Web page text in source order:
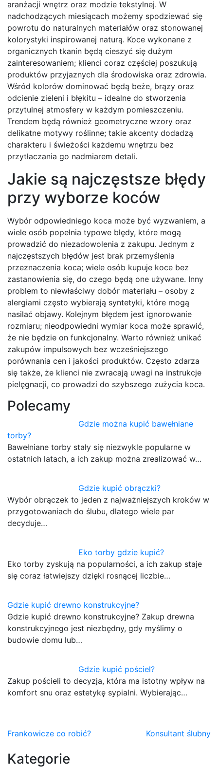
aranżacji wnętrz oraz modzie tekstylnej. W
nadchodzących miesiącach możemy spodziewać się
powrotu do naturalnych materiałów oraz stonowanej
kolorystyki inspirowanej naturą. Koce wykonane z
organicznych tkanin będą cieszyć się dużym
zainteresowaniem; klienci coraz częściej poszukują
produktów przyjaznych dla środowiska oraz zdrowia.
Wśród kolorów dominować będą beże, brązy oraz
odcienie zieleni i błękitu – idealne do stworzenia
przytulnej atmosfery w każdym pomieszczeniu.
Trendem będą również geometryczne wzory oraz
delikatne motywy roślinne; takie akcenty dodadzą
charakteru i świeżości każdemu wnętrzu bez
przytłaczania go nadmiarem detali.
Jakie są najczęstsze błędy
przy wyborze koców
Wybór odpowiedniego koca może być wyzwaniem, a
wiele osób popełnia typowe błędy, które mogą
prowadzić do niezadowolenia z zakupu. Jednym z
najczęstszych błędów jest brak przemyślenia
przeznaczenia koca; wiele osób kupuje koce bez
zastanowienia się, do czego będą one używane. Inny
problem to niewłaściwy dobór materiału – osoby z
alergiami często wybierają syntetyki, które mogą
nasilać objawy. Kolejnym błędem jest ignorowanie
rozmiaru; nieodpowiedni wymiar koca może sprawić,
że nie będzie on funkcjonalny. Warto również unikać
zakupów impulsowych bez wcześniejszego
porównania cen i jakości produktów. Często zdarza
się także, że klienci nie zwracają uwagi na instrukcje
pielęgnacji, co prowadzi do szybszego zużycia koca.
Polecamy
Gdzie można kupić bawełniane
torby?
Bawełniane torby stały się niezwykle popularne w
ostatnich latach, a ich zakup można zrealizować w…
Gdzie kupić obrączki?
Wybór obrączek to jeden z najważniejszych kroków w
przygotowaniach do ślubu, dlatego wiele par
decyduje…
Eko torby gdzie kupić?
Eko torby zyskują na popularności, a ich zakup staje
się coraz łatwiejszy dzięki rosnącej liczbie…
Gdzie kupić drewno konstrukcyjne?
Gdzie kupić drewno konstrukcyjne? Zakup drewna
konstrukcyjnego jest niezbędny, gdy myślimy o
budowie domu lub…
Gdzie kupić pościel?
Zakup pościeli to decyzja, która ma istotny wpływ na
komfort snu oraz estetykę sypialni. Wybierając…
Nawigacja
wpisu
Frankowicze co robić? Konsultant ślubny
Kategorie